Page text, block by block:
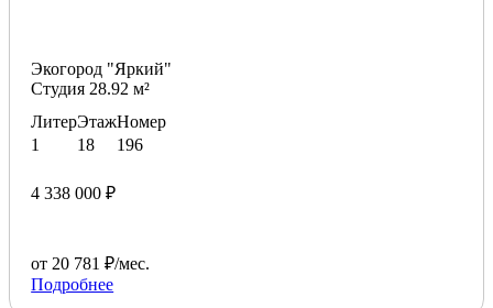
Экогород "Яркий"
Студия 28.92 м²
Литер
1
Этаж
18
Номер
196
4 338 000 ₽
от 20 781 ₽/мес.
Подробнее